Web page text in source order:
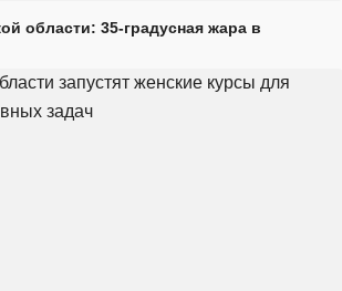
области: 35-градусная жара в